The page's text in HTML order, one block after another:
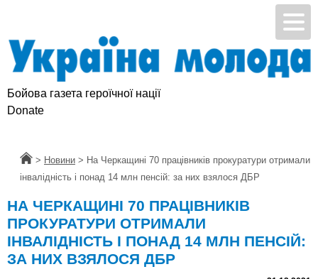
Бойова газета героїчної нації
Donate
Головна
> Новини > На Черкащині 70 працівників прокуратури отримали
інвалідність і понад 14 млн пенсій: за них взялося ДБР
НА ЧЕРКАЩИНІ 70 ПРАЦІВНИКІВ
ПРОКУРАТУРИ ОТРИМАЛИ
ІНВАЛІДНІСТЬ І ПОНАД 14 МЛН ПЕНСІЙ:
ЗА НИХ ВЗЯЛОСЯ ДБР